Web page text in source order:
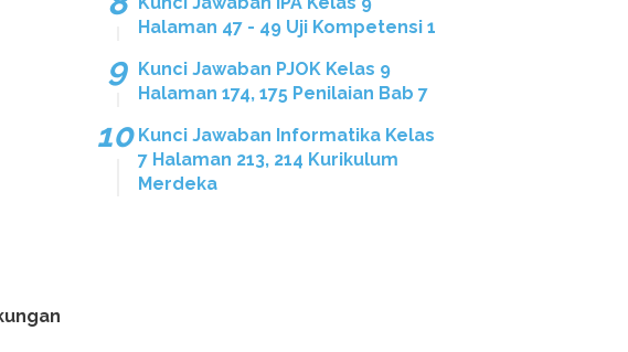
Halaman 47 - 49 Uji Kompetensi 1
Kunci Jawaban PJOK Kelas 9
Halaman 174, 175 Penilaian Bab 7
Kunci Jawaban Informatika Kelas
7 Halaman 213, 214 Kurikulum
Merdeka